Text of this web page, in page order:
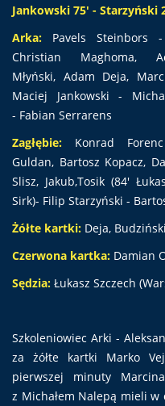
Jankowski 75' - Starzyński
Arka: Pavels Steinbors
Christian Maghoma,
Młyński, Adam Deja,
Maciej Jankowski -
- Fabian Serrarens
Zagłębie: Konrad
Guldan, Bartosz Kopacz,
Slisz, Jakub,Tosik (84'
Sirk)- Filip Starzyński -
Żółte kartki: Deja,
Czerwona kartka: Damian
Sędzia: Łukasz Szczech
Szkoleniowiec Arki -
za żółte kartki Marko
pierwszej minuty
z Michałem Nalepą mieli